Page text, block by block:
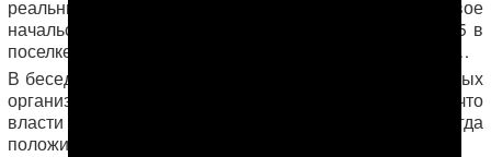
реальные данные, видимо, чтобы не шокировать свое
начальство, и отправил в тюремную больницу MR-B/15 в
поселке Мары-ГРЭС лишь нескольких тяжелобольных…
В беседе с АНТ представитель одной из международных
организаций, работающих по Туркменистану, отметил, что
власти страны, возможно, «решились раз и навсегда
положить конец вопросу о политзаключенных».